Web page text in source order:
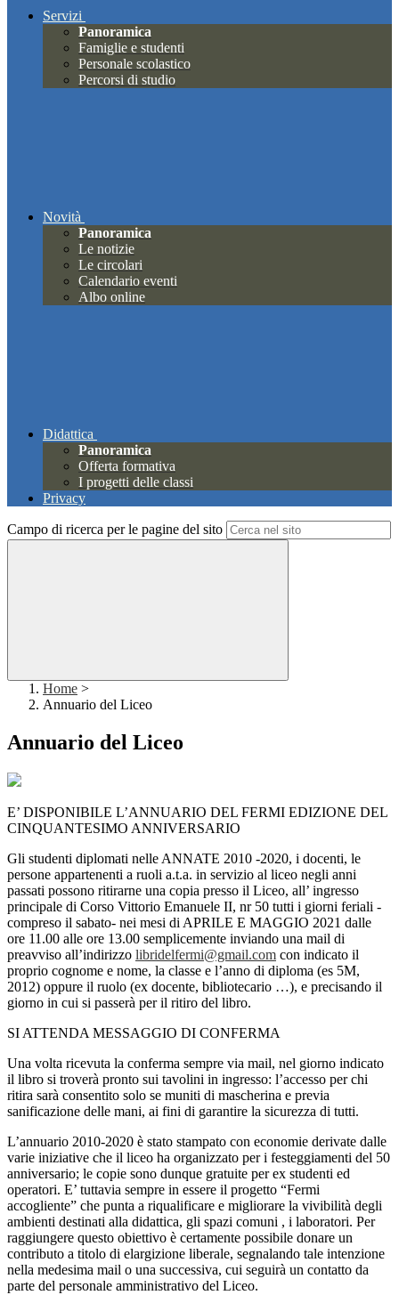
Servizi
Panoramica
Famiglie e studenti
Personale scolastico
Percorsi di studio
Novità
Panoramica
Le notizie
Le circolari
Calendario eventi
Albo online
Didattica
Panoramica
Offerta formativa
I progetti delle classi
Privacy
Campo di ricerca per le pagine del sito
Home >
Annuario del Liceo
Annuario del Liceo
E’ DISPONIBILE L’ANNUARIO DEL FERMI EDIZIONE DEL
CINQUANTESIMO ANNIVERSARIO
Gli studenti diplomati nelle ANNATE 2010 -2020, i docenti, le
persone appartenenti a ruoli a.t.a. in servizio al liceo negli anni
passati possono ritirarne una copia presso il Liceo, all’ ingresso
principale di Corso Vittorio Emanuele II, nr 50 tutti i giorni feriali -
compreso il sabato- nei mesi di APRILE E MAGGIO 2021 dalle
ore 11.00 alle ore 13.00 semplicemente inviando una mail di
preavviso all’indirizzo libridelfermi@gmail.com con indicato il
proprio cognome e nome, la classe e l’anno di diploma (es 5M,
2012) oppure il ruolo (ex docente, bibliotecario …), e precisando il
giorno in cui si passerà per il ritiro del libro.
SI ATTENDA MESSAGGIO DI CONFERMA
Una volta ricevuta la conferma sempre via mail, nel giorno indicato
il libro si troverà pronto sui tavolini in ingresso: l’accesso per chi
ritira sarà consentito solo se muniti di mascherina e previa
sanificazione delle mani, ai fini di garantire la sicurezza di tutti.
L’annuario 2010-2020 è stato stampato con economie derivate dalle
varie iniziative che il liceo ha organizzato per i festeggiamenti del 50
anniversario; le copie sono dunque gratuite per ex studenti ed
operatori. E’ tuttavia sempre in essere il progetto “Fermi
accogliente” che punta a riqualificare e migliorare la vivibilità degli
ambienti destinati alla didattica, gli spazi comuni , i laboratori. Per
raggiungere questo obiettivo è certamente possibile donare un
contributo a titolo di elargizione liberale, segnalando tale intenzione
nella medesima mail o una successiva, cui seguirà un contatto da
parte del personale amministrativo del Liceo.